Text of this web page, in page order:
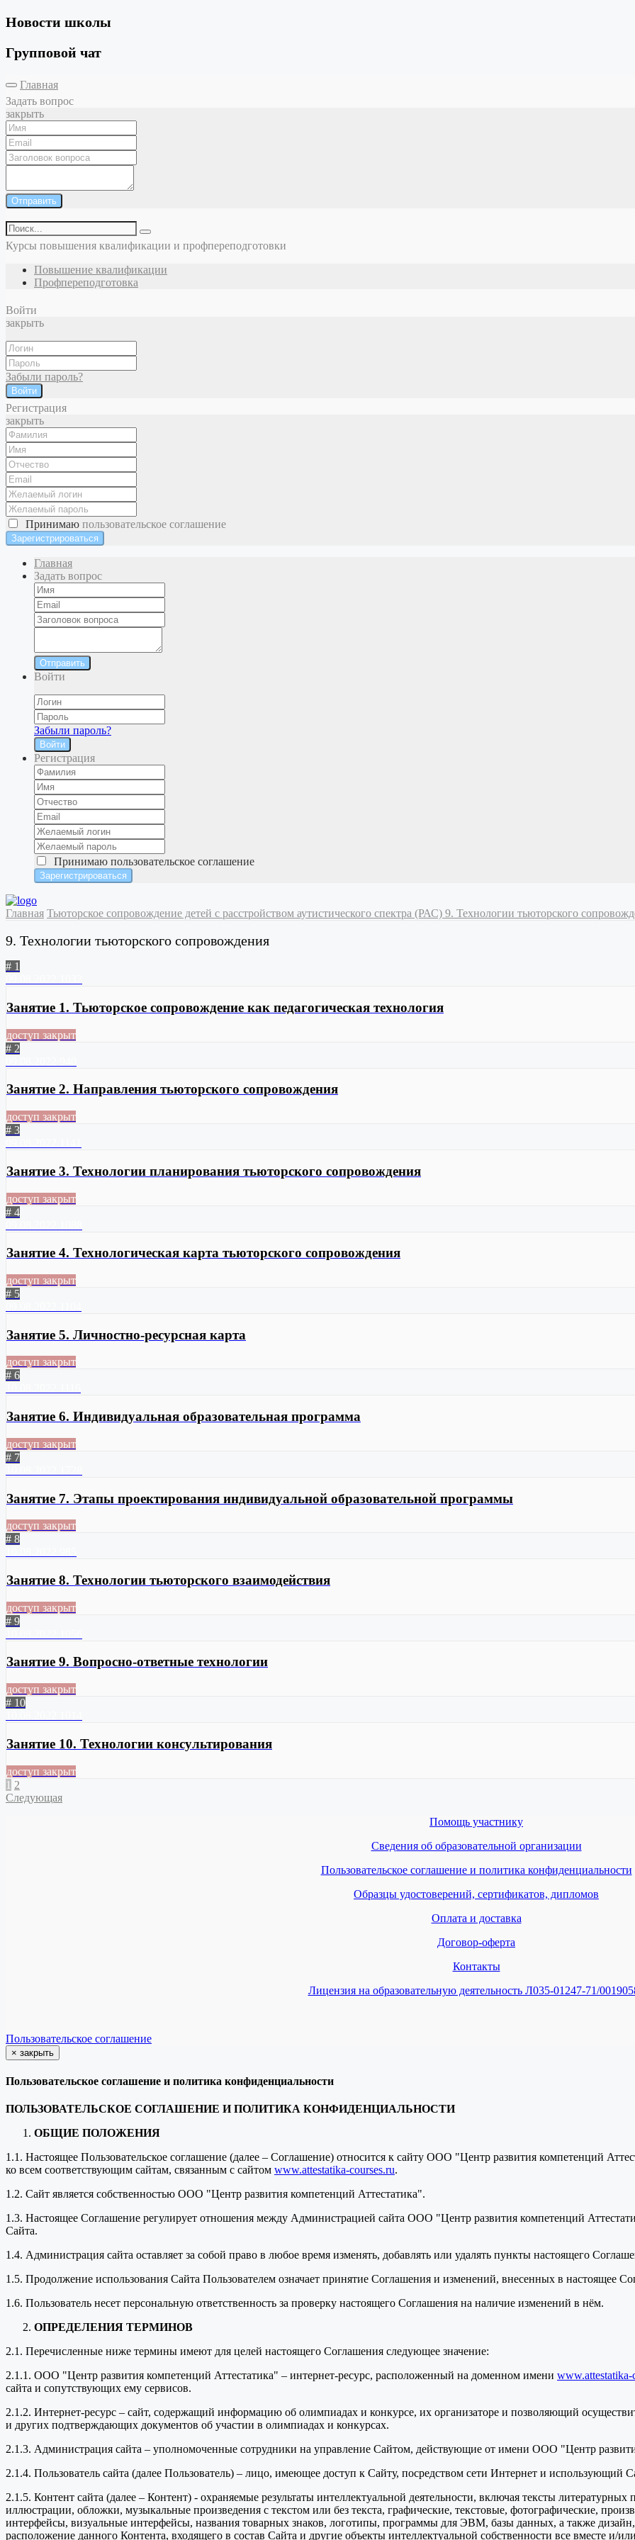
Новости школы
Групповой чат
Главная
Задать вопрос
закрыть
Отправить
Курсы повышения квалификации и профпереподготовки
Повышение квалификации
Профпереподготовка
Войти
закрыть
Забыли пароль?
Войти
Регистрация
закрыть
Принимаю пользовательское соглашение
Главная
Задать вопрос
Отправить
Войти
Забыли пароль?
Войти
Регистрация
Принимаю пользовательское соглашение
Главная Тьюторское сопровождение детей с расстройством аутистического спектра (РАС) 9. Технологии тьюторского
9. Технологии тьюторского сопровождения
# 1
Занятие 1. Тьюторское сопровождение как педагогическая технология
доступ закрыт
# 2
Занятие 2. Направления тьюторского сопровождения
доступ закрыт
# 3
Занятие 3. Технологии планирования тьюторского сопровождения
доступ закрыт
# 4
Занятие 4. Технологическая карта тьюторского сопровождения
доступ закрыт
# 5
Занятие 5. Личностно-ресурсная карта
доступ закрыт
# 6
Занятие 6. Индивидуальная образовательная программа
доступ закрыт
# 7
Занятие 7. Этапы проектирования индивидуальной образовательной программы
доступ закрыт
# 8
Занятие 8. Технологии тьюторского взаимодействия
доступ закрыт
# 9
Занятие 9. Вопросно-ответные технологии
доступ закрыт
# 10
Занятие 10. Технологии консультирования
доступ закрыт
1 2
Следующая
Помощь участнику
Сведения об образовательной организации
Пользовательское соглашение и политика конфиденциальности
Образцы удостоверений, сертификатов, дипломов
Оплата и доставка
Договор-оферта
Контакты
Лицензия на образовательную деятельность Л035-01247-71/
Пользовательское соглашение
× закрыть
Пользовательское соглашение и политика конфиденциальности
ПОЛЬЗОВАТЕЛЬСКОЕ СОГЛАШЕНИЕ И ПОЛИТИКА КОНФИДЕНЦИАЛЬНОСТИ
ОБЩИЕ ПОЛОЖЕНИЯ
1.1. Настоящее Пользовательское соглашение (далее – Соглашение) относится к сайту ООО "Центр развития компетенций
ко всем соответствующим сайтам, связанным с сайтом www.attestatika-courses.ru.
1.2. Сайт является собственностью ООО "Центр развития компетенций Аттестатика".
1.3. Настоящее Соглашение регулирует отношения между Администрацией сайта ООО "Центр развития компетенций
Сайта.
1.4. Администрация сайта оставляет за собой право в любое время изменять, добавлять или удалять пункты настоящего
1.5. Продолжение использования Сайта Пользователем означает принятие Соглашения и изменений, внесенных в настоящее
1.6. Пользователь несет персональную ответственность за проверку настоящего Соглашения на наличие изменений в нём.
ОПРЕДЕЛЕНИЯ ТЕРМИНОВ
2.1. Перечисленные ниже термины имеют для целей настоящего Соглашения следующее значение:
2.1.1. ООО "Центр развития компетенций Аттестатика" – интернет-ресурс, расположенный на доменном имени www.attestatika-
сайта и сопутствующих ему сервисов.
2.1.2. Интернет-ресурс – сайт, содержащий информацию об олимпиадах и конкурсе, их организаторе и позволяющий
и других подтверждающих документов об участии в олимпиадах и конкурсах.
2.1.3. Администрация сайта – уполномоченные сотрудники на управление Сайтом, действующие от имени ООО "Центр
2.1.4. Пользователь сайта (далее Пользователь) – лицо, имеющее доступ к Сайту, посредством сети Интернет и использующий
2.1.5. Контент сайта (далее – Контент) - охраняемые результаты интеллектуальной деятельности, включая тексты
иллюстрации, обложки, музыкальные произведения с текстом или без текста, графические, текстовые, фотографические,
интерфейсы, визуальные интерфейсы, названия товарных знаков, логотипы, программы для ЭВМ, базы данных, а также
расположение данного Контента, входящего в состав Сайта и другие объекты интеллектуальной собственности все вместе и/